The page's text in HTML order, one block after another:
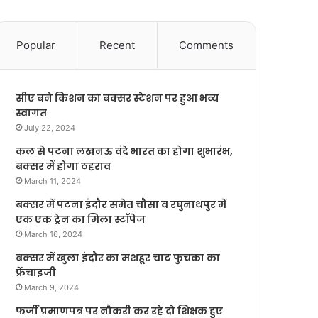
Popular Recent Comments
सीए बने किशन का बक्सर स्टेशन पर हुआ भव्य
स्वागत
July 22, 2024
कल से पटना लखनऊ वंदे भारत का होगा शुभारंभ,
बक्सर में होगा ठहराव
March 11, 2024
बक्सर में पटना इंदौर समेत चौसा व रघुनाथपुर में
एक एक ट्रेन का मिला स्टॉपेज
March 16, 2024
बक्सर में खुला इंदौर का मशहूर चाट फुचका का
फ्रेंचाइजी
March 9, 2024
फर्जी प्रमाणपत्र पर नौकरी कर रहे दो शिक्षक हुए